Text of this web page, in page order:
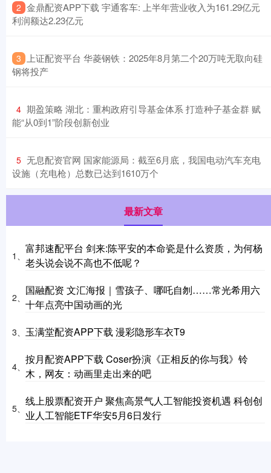
2 ​金鼎配资APP下载 宇通客车: 上半年营业收入为161.29亿元
利润额达2.23亿元
3 ​上证配资平台 华菱钢铁：2025年8月第二个20万吨无取向硅
钢将投产
4 ​期盈策略 湖北：重构政府引导基金体系 打造种子基金群 赋
能“从0到1”阶段创新创业
5 ​无息配资官网 国家能源局：截至6月底，我国电动汽车充电
设施（充电枪）总数已达到1610万个
最新文章
1、
富邦速配平台 剑来:陈平安的本命瓷是什么资质，为何杨
老头说会说不高也不低呢？
2、
国融配资 文汇海报｜雪孩子、哪吒自刎……常光希用六
十年点亮中国动画的光
3、 玉满堂配资APP下载 漫彩隐形车衣T9
4、
按月配资APP下载 Coser扮演《正相反的你与我》铃
木，网友：动画里走出来的吧
5、
线上股票配资开户 聚焦高景气人工智能投资机遇 科创创
业人工智能ETF华安5月6日发行